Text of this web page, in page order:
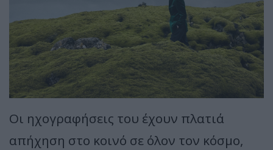
Οι ηχογραφήσεις του έχουν πλατιά
απήχηση στο κοινό σε όλον τον κόσμο,